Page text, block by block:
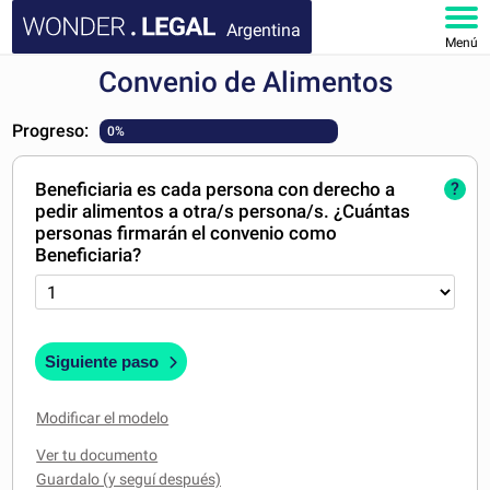
Argentina
Menú
DOCUMENTOS
FAQ
MI CUENTA
Convenio de Alimentos
Progreso: 0%
Beneficiaria es cada persona con derecho a
pedir alimentos a otra/s persona/s. ¿Cuántas
personas firmarán el convenio como
Beneficiaria?
?
Siguiente paso
Modificar el modelo
Ver tu documento